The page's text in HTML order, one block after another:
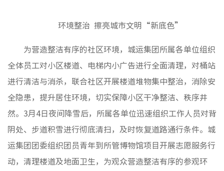
环境整治 擦亮城市文明“新底色”
为营造整洁有序的社区环境，城运集团所属各单位组织
全体员工对小区楼道、电梯内小广告进行全面清理，对桶站
进行清洁与消杀，联合社区开展楼道堆物集中整治，消除安
全隐患，提升居住环境，切实保障小区干净整洁、秩序井
然。3月4日夜间降雪后，所属各单位迅速组织工作人员对背
阴处、步道积雪进行彻底清扫，及时恢复道路通行条件。城
运集团团委组织团员青年到所管博物馆项目开展志愿服务行
动，清理楼道及地面卫生，为观众营造整洁有序的参观环